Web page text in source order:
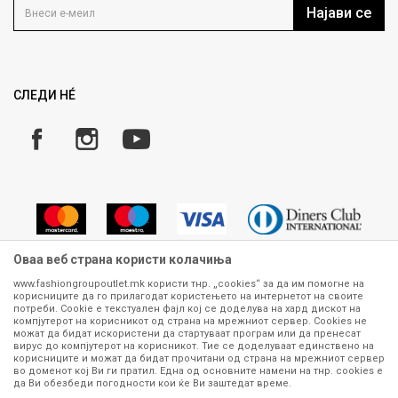
Кариера
Како да купите
Замена и рефундација на производи
Плаќање
Најави се
СЛЕДИ НÉ
Сите информации околу производите кои се изложени на нашата
онлајн продавница се стремиме да бидат конкретни, точни и прецизни,
меѓутоа не можеме да гарантираме дека се без ниту една грешка или
пак дека сите производи во моментот се достапни на залиха.
Фотографиите се најверодостојниот приказ на производот. Доколку
дојде до потреба за замена на производ или рефундација, процедурата
Оваа веб страна користи колачиња
www.fashiongroupoutlet.mk користи тнр. „cookies“ за да им помогне на
корисниците да го прилагодат користењето на интернетот на своите
потреби. Cookie е текстуален фајл кој се доделува на хард дискот на
компјутерот на корисникот од страна на мрежниот сервер. Cookies не
можат да бидат искористени да стартуваат програм или да пренесат
вирус до компјутерот на корисникот. Тие се доделуваат единствено на
корисниците и можат да бидат прочитани од страна на мрежниот сервер
во доменот кој Ви ги пратил. Една од основните намени на тнр. сookies е
да Ви обезбеди погодности кои ќе Ви заштедат време.